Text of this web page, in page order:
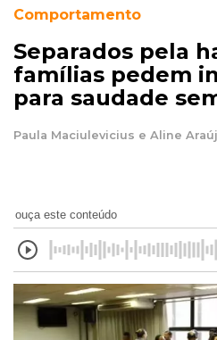
Comportamento
Separados pela
famílias pedem
para saudade
Paula Maciulevicius e Aline
ouça este conteúdo